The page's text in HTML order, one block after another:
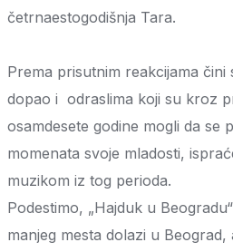
četrnaestogodišnja Tara.
Prema prisutnim reakcijama čini
dopao i odraslima koji su kroz
osamdesete godine mogli da se
momenata svoje mladosti,
muzikom iz tog perioda.
Podestimo, „Hajduk u
manjeg mesta dolazi u